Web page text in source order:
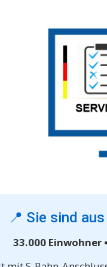
📍 Sie sind
33.000 Einwohner